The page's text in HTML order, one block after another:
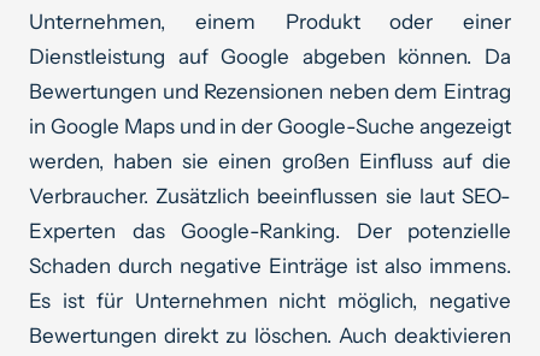
Unternehmen, einem Produkt oder einer
Dienstleistung auf Google abgeben können. Da
Bewertungen und Rezensionen neben dem Eintrag
in Google Maps und in der Google-Suche angezeigt
werden, haben sie einen großen Einfluss auf die
Verbraucher. Zusätzlich beeinflussen sie laut SEO-
Experten das Google-Ranking. Der potenzielle
Schaden durch negative Einträge ist also immens.
Es ist für Unternehmen nicht möglich, negative
Bewertungen direkt zu löschen. Auch deaktivieren